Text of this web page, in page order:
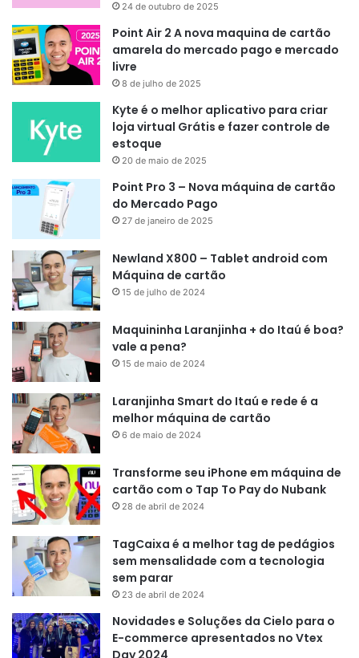
24 de outubro de 2025
Point Air 2 A nova maquina de cartão
amarela do mercado pago e mercado
livre
8 de julho de 2025
Kyte é o melhor aplicativo para criar
loja virtual Grátis e fazer controle de
estoque
20 de maio de 2025
Point Pro 3 – Nova máquina de cartão
do Mercado Pago
27 de janeiro de 2025
Newland X800 – Tablet android com
Máquina de cartão
15 de julho de 2024
Maquininha Laranjinha + do Itaú é boa?
vale a pena?
15 de maio de 2024
Laranjinha Smart do Itaú e rede é a
melhor máquina de cartão
6 de maio de 2024
Transforme seu iPhone em máquina de
cartão com o Tap To Pay do Nubank
28 de abril de 2024
TagCaixa é a melhor tag de pedágios
sem mensalidade com a tecnologia
sem parar
23 de abril de 2024
Novidades e Soluções da Cielo para o
E-commerce apresentados no Vtex